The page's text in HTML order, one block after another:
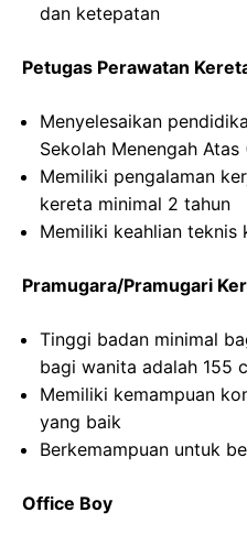
dan ketepatan
Petugas Perawatan
Menyelesaikan
Sekolah Menengah Atas
Memiliki pengalaman
kereta minimal 2 tahun
Memiliki keahlian teknis
Pramugara/Pramugari
Tinggi badan minimal
bagi wanita adalah 155
Memiliki kemampuan
yang baik
Berkemampuan untuk
Office Boy